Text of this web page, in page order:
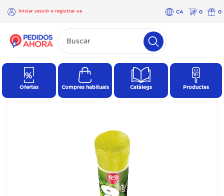
Iniciar sessió o registrar-se CA 0 0
×
Iniciar
registrar-
Ofertas Compres habituals Catàlegs Productes